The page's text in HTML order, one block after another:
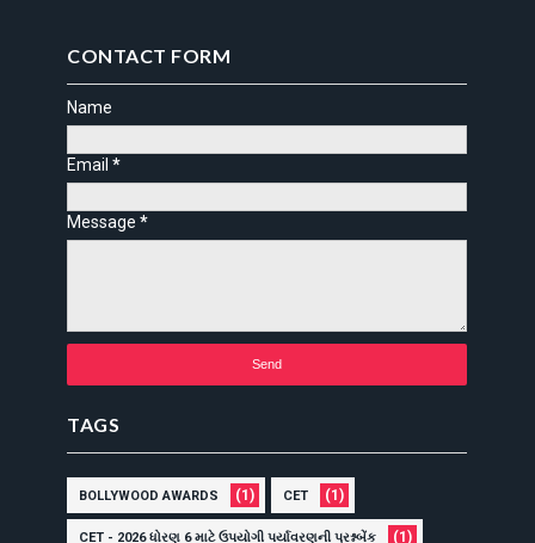
CONTACT FORM
Name
Email*
Message*
TAGS
BOLLYWOOD AWARDS (1) CET (1)
CET - 2026 ધોરણ 6 માટે ઉપયોગી પર્યાવરણની પ્રશ્નબેંક (1)